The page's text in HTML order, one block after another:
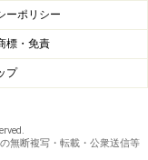
ーポリシー
標・免責
プ
無断複写・転載・公衆送信等